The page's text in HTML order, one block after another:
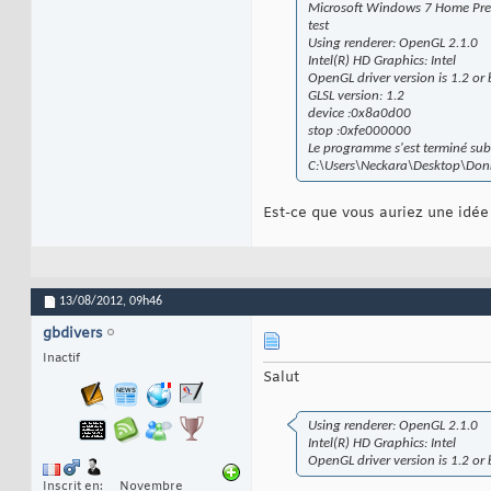
18
19
20
21
22
23
24
25
26
27
28
30
sceneManager-
    std::cout <<
while (device-
std::cout
driver-
true
}
Microsoft Windows 7 Home
test
Using renderer: OpenGL 2.1.0
Intel(R) HD Graphics: Intel
OpenGL driver version is 1.2 or
GLSL version: 1.2
device :0x8a0d00
stop :0xfe000000
Le programme s'est terminé
Est-ce que vous auriez une
13/08/2012, 09h46
gbdivers
Inactif
Inscrit en
Novembre
Salut
Using renderer: OpenGL 2.1.0
Intel(R) HD Graphics: Intel
OpenGL driver version is 1.2 or